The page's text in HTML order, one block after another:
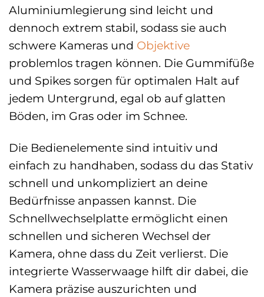
Aluminiumlegierung sind leicht und
dennoch extrem stabil, sodass sie auch
schwere Kameras und Objektive
problemlos tragen können. Die Gummifüße
und Spikes sorgen für optimalen Halt auf
jedem Untergrund, egal ob auf glatten
Böden, im Gras oder im Schnee.
Die Bedienelemente sind intuitiv und
einfach zu handhaben, sodass du das Stativ
schnell und unkompliziert an deine
Bedürfnisse anpassen kannst. Die
Schnellwechselplatte ermöglicht einen
schnellen und sicheren Wechsel der
Kamera, ohne dass du Zeit verlierst. Die
integrierte Wasserwaage hilft dir dabei, die
Kamera präzise auszurichten und